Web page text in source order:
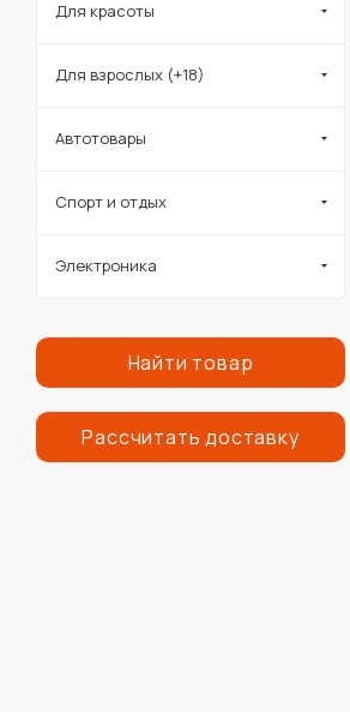
Для красоты
Для взрослых (+18)
Автотовары
Спорт и отдых
Электроника
Найти товар
Рассчитать доставку